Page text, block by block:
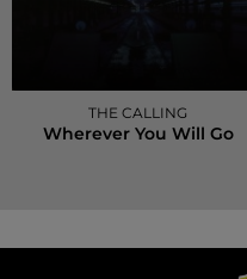
THE CALLING
Wherever You Will Go